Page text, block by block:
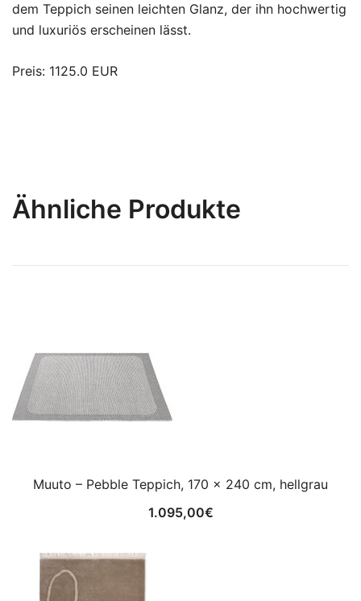
dem Teppich seinen leichten Glanz, der ihn hochwertig
und luxuriös erscheinen lässt.
Preis: 1125.0 EUR
Ähnliche Produkte
Muuto – Pebble Teppich, 170 x 240 cm, hellgrau
1.095,00€